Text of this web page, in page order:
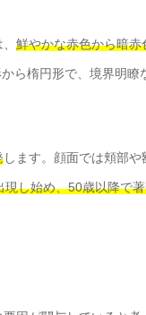
鮮やかな赤色から暗赤
ら楕円形で、境界明瞭
します。顔面では頬部
現し始め、50歳以降で